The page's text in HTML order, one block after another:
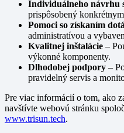
Individuálneho návrhu
prispôsobený
Pomoci so získaním
administratívou a
Kvalitnej inštalácie –
výkonné komponenty.
Dlhodobej podpory –
pravidelný servis a
Pre viac informácií o tom, ako
navštívte webovú stránku
www.trisun.tech.